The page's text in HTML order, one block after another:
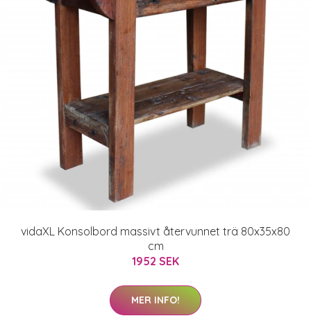
vidaXL Konsolbord massivt återvunnet trä 80x35x80
cm
1952 SEK
MER INFO!